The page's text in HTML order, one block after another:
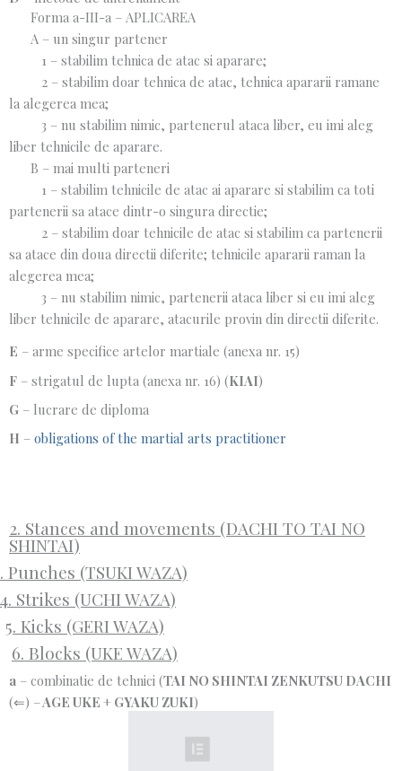
Forma a-III-a – APLICAREA
A – un singur partener
1 – stabilim tehnica de atac si aparare;
2 – stabilim doar tehnica de atac, tehnica apararii ramane
la alegerea mea;
3 – nu stabilim nimic, partenerul ataca liber, eu imi aleg
liber tehnicile de aparare.
B – mai multi parteneri
1 – stabilim tehnicile de atac ai aparare si stabilim ca toti
partenerii sa atace dintr-o singura directie;
2 – stabilim doar tehnicile de atac si stabilim ca partenerii
sa atace din doua directii diferite; tehnicile apararii raman la
alegerea mea;
3 – nu stabilim nimic, partenerii ataca liber si eu imi aleg
liber tehnicile de aparare, atacurile provin din directii diferite.​
E – arme specifice artelor martiale (anexa nr. 15)
F – strigatul de lupta (anexa nr. 16) (KIAI)
G – lucrare de diploma
H – obligations of the martial arts practitioner
2. Stances and movements (DACHI TO TAI NO
SHINTAI)
Punches (TSUKI WAZA)
4. Strikes (UCHI WAZA)
5. Kicks (GERI WAZA)
6. Blocks (UKE WAZA)
a – combinatie de tehnici (TAI NO SHINTAI ZENKUTSU DACHI
(⇐) –AGE UKE + GYAKU ZUKI)